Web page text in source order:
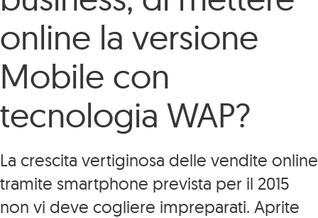
online la versione
Mobile con
tecnologia WAP?
La crescita vertiginosa delle vendite online
tramite smartphone prevista per il 2015
non vi deve cogliere impreparati. Aprite